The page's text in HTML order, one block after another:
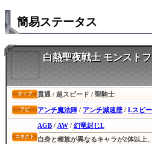
簡易ステータス
白熱聖夜戦士 モンスト
タイプ 貫通 / 超スピード / 聖騎士
アビ アンチ魔法陣 / アンチ減速壁 / Lスピ
コネクト
AGB / AW / 幻竜封じL
自身と種族が異なるキャラが2体以上